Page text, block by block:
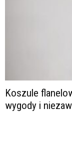
Koszule
wygody i